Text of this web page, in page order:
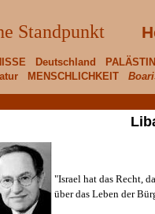
Standpunkt
Deutschland
MENSCHLICHKEIT
"Israel hat das Recht,
über das Leben der